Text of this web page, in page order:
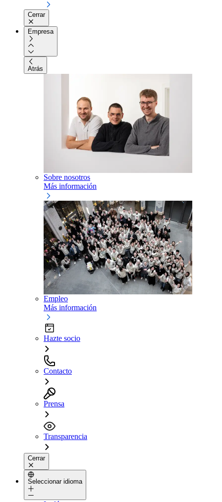
Cerrar
Empresa
Atrás
Sobre nosotros
Más información
Empleo
Más información
Hazte socio
Contacto
Prensa
Transparencia
Cerrar
Seleccionar idioma